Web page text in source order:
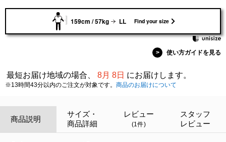
159cm / 57kg LL Find your size
> 使い方ガイドを見る
最短お届け地域の場合、 8月 8日 にお届けします。
※13時間43分以内のご注文が対象です。 商品のお届けについて
商品説明
サイズ・
商品詳細
レビュー
(1件)
スタッフ
レビュー